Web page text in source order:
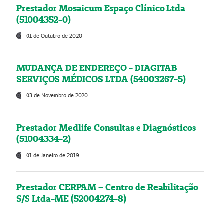
Prestador Mosaicum Espaço Clínico Ltda
(51004352-0)
01 de Outubro de 2020
MUDANÇA DE ENDEREÇO - DIAGITAB
SERVIÇOS MÉDICOS LTDA (54003267-5)
03 de Novembro de 2020
Prestador Medlife Consultas e Diagnósticos
(51004334-2)
01 de Janeiro de 2019
Prestador CERPAM – Centro de Reabilitação
S/S Ltda-ME (52004274-8)